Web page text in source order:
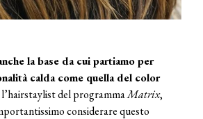
la base da cui partiamo per
calda come quella del color
l’hairstaylist del programmaMatrix,
considerare questo